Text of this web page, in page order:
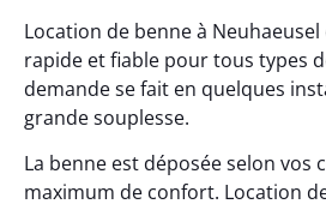
Location de benne à
rapide et fiable pour tous types
demande se fait en quelques
grande souplesse.
La benne est déposée selon vos
maximum de confort. Location